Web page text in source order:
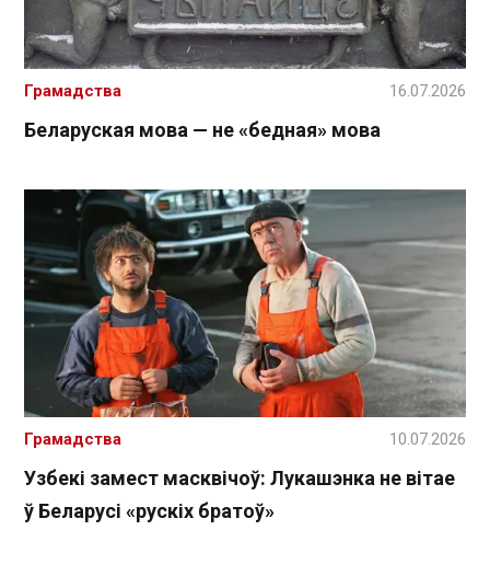
Беларуская мова — не «бедная» мова
Грамадства 16.07.2026
Узбекі замест масквічоў: Лукашэнка не вітае
ў Беларусі «рускіх братоў»
Грамадства 10.07.2026